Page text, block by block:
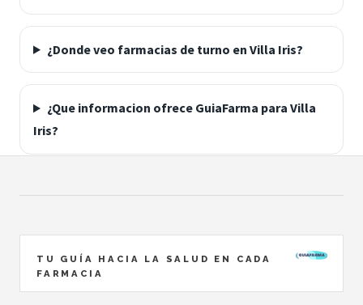
¿Donde veo farmacias de turno en Villa Iris?
¿Que informacion ofrece GuiaFarma para Villa
Iris?
TU GUÍA HACIA LA SALUD EN CADA
FARMACIA